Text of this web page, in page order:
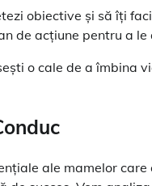
obiective și să îți
de acțiune pentru a le
o cale de a îmbina
ale mamelor